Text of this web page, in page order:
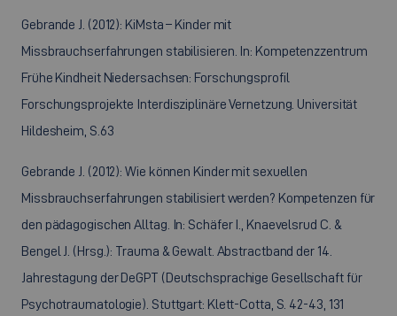
Gebrande J. (2012): KiMsta – Kinder mit
Missbrauchserfahrungen stabilisieren. In: Kompetenzzentrum
Frühe Kindheit Niedersachsen: Forschungsprofil
Forschungsprojekte Interdisziplinäre Vernetzung. Universität
Hildesheim, S.63
Gebrande J. (2012): Wie können Kinder mit sexuellen
Missbrauchserfahrungen stabilisiert werden? Kompetenzen für
den pädagogischen Alltag. In: Schäfer I., Knaevelsrud C. &
Bengel J. (Hrsg.): Trauma & Gewalt. Abstractband der 14.
Jahrestagung der DeGPT (Deutschsprachige Gesellschaft für
Psychotraumatologie). Stuttgart: Klett-Cotta, S. 42-43, 131